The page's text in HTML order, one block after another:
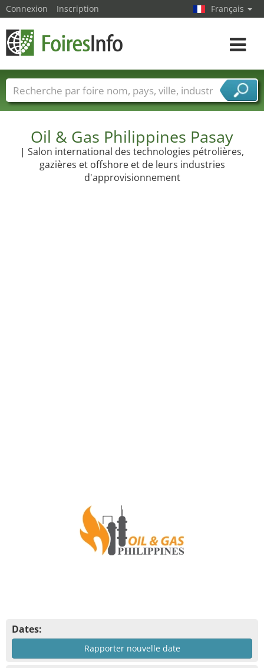
Oil & Gas Philippines Pasay
| Salon international des technologies pétrolières,
gazières et offshore et de leurs industries
d'approvisionnement
Dates:
Rapporter nouvelle date
Connexion Inscription Français
Toggle
Foire noms Pays Villes
Secteurs de foire